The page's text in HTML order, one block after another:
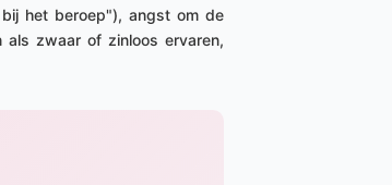
het beroep"), angst om de
als zwaar of zinloos ervaren,